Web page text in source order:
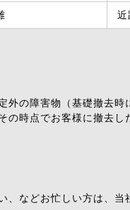
近
の障害物（基礎撤去
時点でお客様に撤去し
などお忙しい方は、当